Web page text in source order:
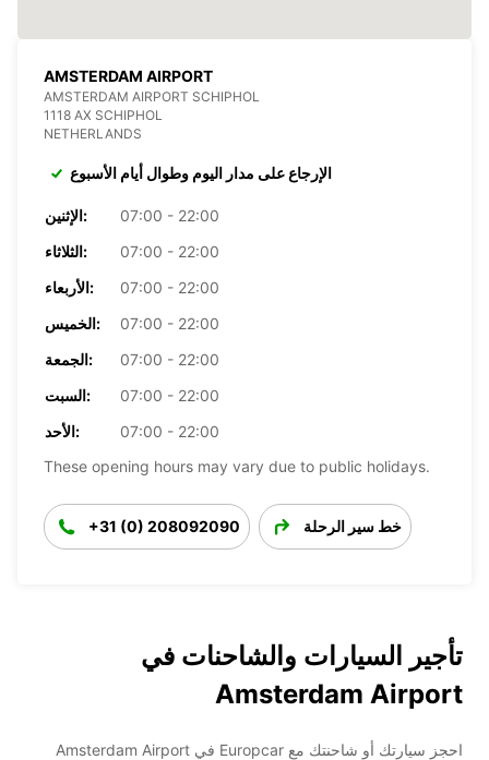
AMSTERDAM AIRPORT
AMSTERDAM AIRPORT SCHIPHOL
1118 AX SCHIPHOL
NETHERLANDS
الإرجاع على مدار اليوم وطوال أيام الأسبوع
الإثنين:
07:00 - 22:00
الثلاثاء:
07:00 - 22:00
الأربعاء:
07:00 - 22:00
الخميس:
07:00 - 22:00
الجمعة:
07:00 - 22:00
السبت:
07:00 - 22:00
الأحد:
07:00 - 22:00
These opening hours may vary due to public holidays.
+31 (0) 208092090 خط سير الرحلة
تأجير السيارات والشاحنات في
Amsterdam Airport
احجز سيارتك أو شاحنتك مع Europcar في Amsterdam Airport